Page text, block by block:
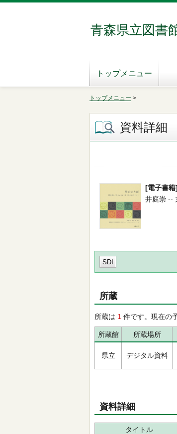
青森県立図書
トップメニュー
トップメニュー >
資料詳細
[電子書
井庭崇 --
SDI
所蔵
所蔵は 1 件です。現在の
所蔵館 所蔵場所
県立 デジタル資料
資料詳細
タイトル